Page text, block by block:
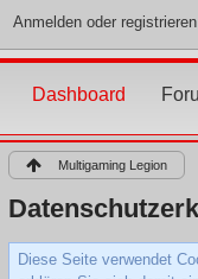
Anmelden oder registrieren
Dashboard
Multigaming Legion
Diese Seite verwendet